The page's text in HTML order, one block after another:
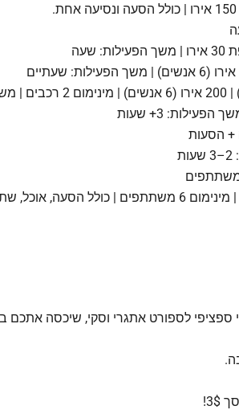
ספציפי לספורט אתגרי וסקי, שיכסה אתכם